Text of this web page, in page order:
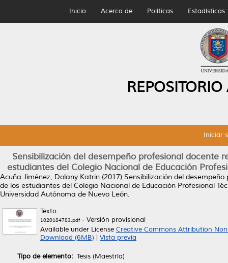
Inicio Acerca de Políticas Estadísticas
Iniciar
Sensibilización del desempeño profesional docente
estudiantes del Colegio Nacional de Educación
Acuña Jiménez, Dolany Katrin (2017) Sensibilización del
de los estudiantes del Colegio Nacional de Educación Profesional
Universidad Autónoma de Nuevo León.
Texto
1020184783.pdf- Versión provisional
Available under License Creative Commons Attribution
Download (6MB)
Vista previa
Tipo de elemento: Tesis (Maestría)